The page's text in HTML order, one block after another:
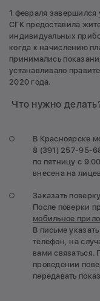
1 февраля завершился
СГК предоставила
индивидуальных
когда к начислению
принимались
устанавливало
2020 года.
Что нужно
В Красноярске
8 (391) 257-95-
по пятницу с
внесена на
Заказать
После поверки
мобильное
В письме
телефон, на
вами
проведении
передавать